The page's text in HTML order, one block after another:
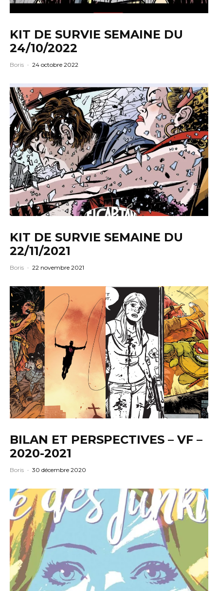
KIT DE SURVIE SEMAINE DU
24/10/2022
Boris · 24 octobre 2022
KIT DE SURVIE SEMAINE DU
22/11/2021
Boris · 22 novembre 2021
BILAN ET PERSPECTIVES – VF –
2020-2021
Boris · 30 décembre 2020